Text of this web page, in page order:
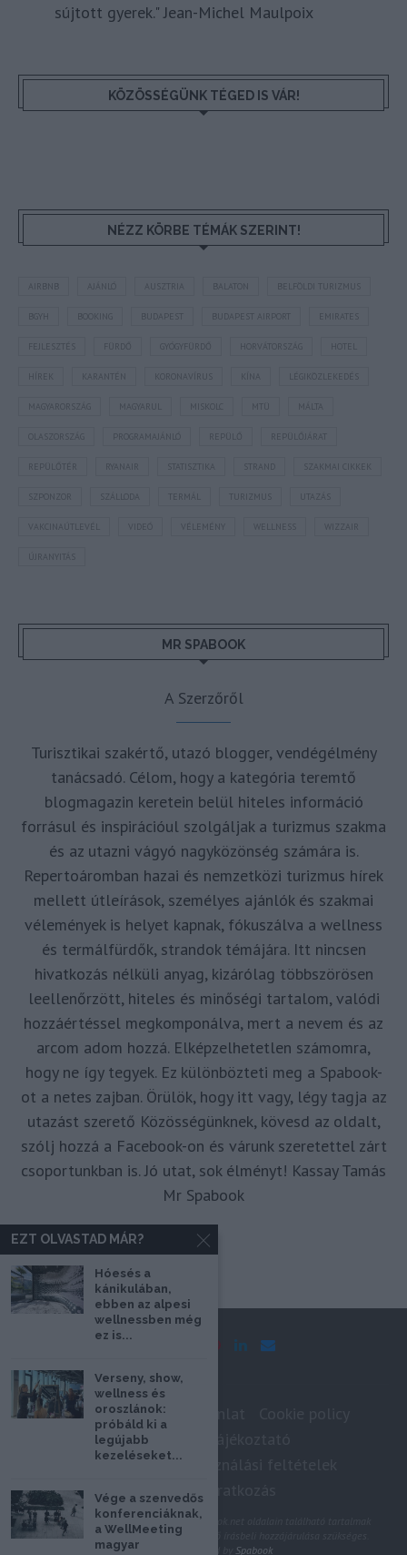
sújtott gyerek." Jean-Michel Maulpoix
KÖZÖSSÉGÜNK TÉGED IS VÁR!
NÉZZ KÖRBE TÉMÁK SZERINT!
AUSZTRIA BALATON BELFÖLDI TURIZMUS
BUDAPEST BUDAPEST AIRPORT EMIRATES
FEJLESZTÉS HORVÁTORSZÁG HOTEL
KARANTÉN LÉGIKÖZLEKEDÉS
MAGYARORSZÁG MTÜ MÁLTA
OLASZORSZÁG REPÜLŐJÁRAT
REPÜLŐTÉR STATISZTIKA STRAND SZAKMAI CIKKEK
SZPONZOR SZÁLLODA TERMÁL TURIZMUS UTAZÁS
VAKCINAÚTLEVÉL WIZZAIR
ÚJRANYITÁS
MR SPABOOK
A Szerzőről
Turisztikai szakértő, utazó blogger, vendégélmény
tanácsadó. Célom, hogy a kategória teremtő
blogmagazin keretein belül hiteles információ
forrásul és inspirációul szolgáljak a turizmus szakma
és az utazni vágyó nagyközönség számára is.
Repertoáromban hazai és nemzetközi turizmus hírek
mellett útleírások, személyes ajánlók és szakmai
vélemények is helyet kapnak, fókuszálva a wellness
és termálfürdők, strandok témájára. Itt nincsen
hivatkozás nélküli anyag, kizárólag többszörösen
leellenőrzött, hiteles és minőségi tartalom, valódi
hozzáértéssel megkomponálva, mert a nevem és az
arcom adom hozzá. Elképzelhetetlen számomra,
hogy ne így tegyek. Ez különbözteti meg a Spabook-
ot a netes zajban. Örülök, hogy itt vagy, légy tagja az
utazást szerető Közösségünknek, kövesd az oldalt,
szólj hozzá a Facebook-on és várunk szeretettel zárt
csoportunkban is. Jó utat, sok élményt! Kassay Tamás
Mr Spabook
Impresszum Médiaajánlat
Adatkezelési tájékoztató
Szerzői jogok, felhasználási feltételek
Hírlevél feliratkozás
@2020 - Minden jog fenntartva. A Spabook.net oldalain található tartalmak
felhasználásához, újraközléséhez a szerző írásbeli hozzájárulása szükséges.
All Rights Reserved by Spabook
EZT OLVASTAD MÁR?
Hóesés a
kánikulában,
ebben az alpesi
wellnessben még
ez is...
Verseny, show,
wellness és
oroszlánok:
próbáld ki a
legújabb
kezeléseket...
Vége a szenvedős
konferenciáknak,
a WellMeeting
magyar